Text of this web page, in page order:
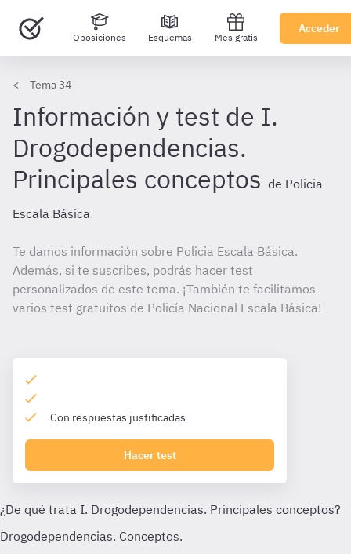
Oposiciones Esquemas Mes gratis
Acceder
Tema 34
Información y test de I.
Drogodependencias.
Principales conceptos de Policia
Escala Básica
Te damos información sobre Policia Escala Básica.
Además, si te suscribes, podrás hacer test
personalizados de este tema. ¡También te facilitamos
varios test gratuitos de Policía Nacional Escala Básica!
Con respuestas justificadas
Hacer test